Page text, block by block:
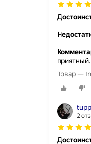
Товар —
2